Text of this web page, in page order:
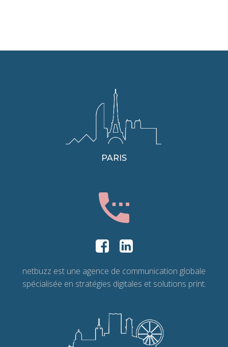
PARIS
netbuzz est une agence de communication globale
spécialisée en stratégies digitales et solutions print.